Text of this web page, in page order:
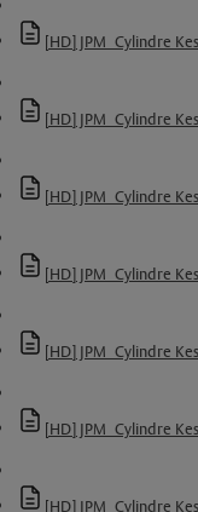
[HD] JPM_Cylindre
[HD] JPM_Cylindre
[HD] JPM_Cylindre
[HD] JPM_Cylindre
[HD] JPM_Cylindre
[HD] JPM_Cylindre
[HD] JPM_Cylindre